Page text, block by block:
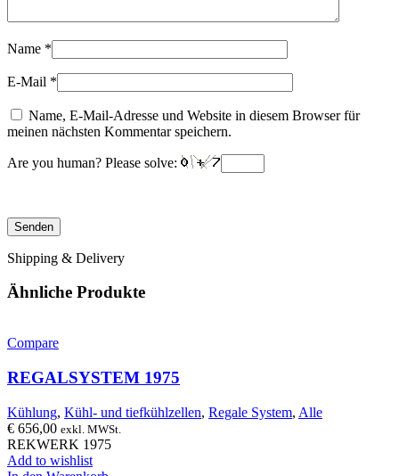
Name *
E-Mail *
Name, E-Mail-Adresse und Website in diesem Browser für
meinen nächsten Kommentar speichern.
Are you human? Please solve:
Shipping & Delivery
Ähnliche Produkte
Compare
REGALSYSTEM 1975
Kühlung, Kühl- und tiefkühlzellen, Regale System, Alle
€ 656,00 exkl. MWSt.
REKWERK 1975
Add to wishlist